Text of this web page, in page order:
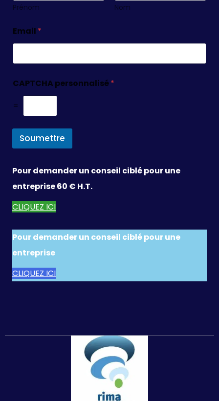
Prénom Nom
Email *
CAPTCHA personnalisé*
=
Soumettre
Pour demander un conseil ciblé pour une
entreprise 60 € H.T.
CLIQUEZ ICI
Pour demander un conseil ciblé pour une
entreprise
CLIQUEZ ICI